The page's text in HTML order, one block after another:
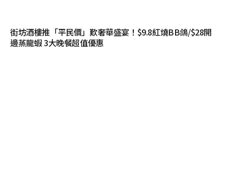
街坊酒樓推「平民價」歎奢華盛宴！$9.8紅燒BB鴿/$28開
邊蒸龍蝦 3大晚餐超值優惠